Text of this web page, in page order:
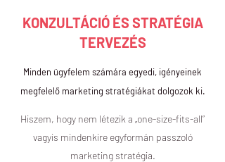
KONZULTÁCIÓ ÉS STRATÉGIA
TERVEZÉS
Minden ügyfelem számára egyedi, igényeinek
megfelelő marketing stratégiákat dolgozok ki.
Hiszem, hogy nem létezik a „one-size-fits-all”
vagyis mindenkire egyformán passzoló
marketing stratégia.